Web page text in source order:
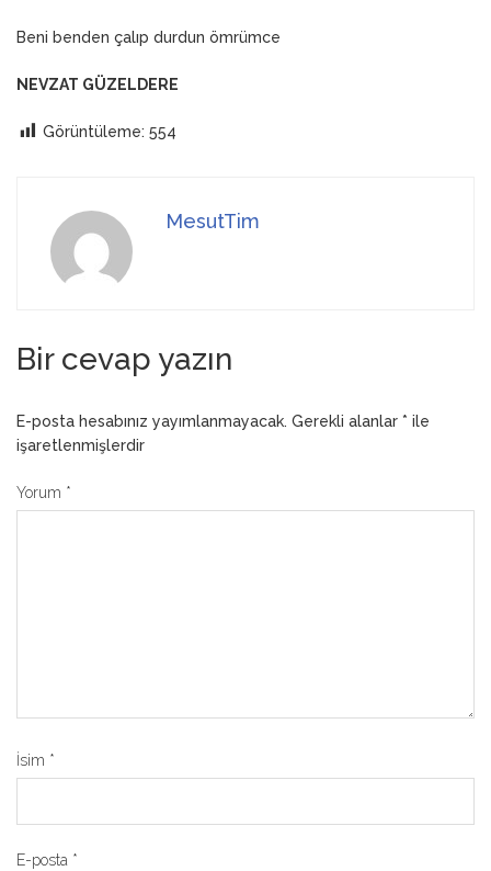
Beni benden çalıp durdun ömrümce
NEVZAT GÜZELDERE
Görüntüleme: 554
MesutTim
Bir cevap yazın
E-posta hesabınız yayımlanmayacak. Gerekli alanlar * ile
işaretlenmişlerdir
Yorum *
İsim *
E-posta *